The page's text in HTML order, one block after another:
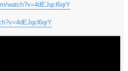
watch?v=4dEJqcl6qrY